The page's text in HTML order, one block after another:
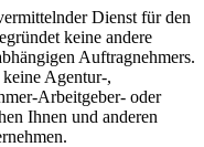
Dienst für den
keine andere
Auftragnehmers.
Agentur-,
Arbeitgeber- oder
Ihnen und anderen